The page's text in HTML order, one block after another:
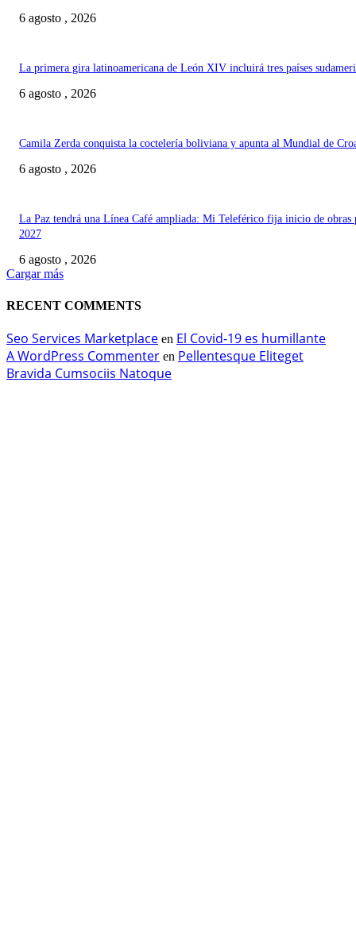
6 agosto , 2026
La primera gira latinoamericana de León XIV incluirá tres países
6 agosto , 2026
Camila Zerda conquista la coctelería boliviana y apunta al Mundial de
6 agosto , 2026
La Paz tendrá una Línea Café ampliada: Mi Teleférico fija inicio de obras
2027
6 agosto , 2026
Cargar más
RECENT COMMENTS
Seo Services Marketplace en El Covid-19 es humillante
A WordPress Commenter en Pellentesque Eliteget
Bravida Cumsociis Natoque